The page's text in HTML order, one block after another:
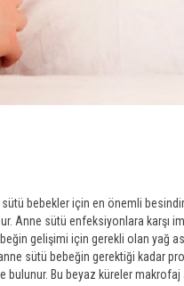
bebekler için en önemli
Anne sütü enfeksiyonlara karşı
gelişimi için gerekli olan yağ
sütü bebeğin gerektiği kadar
Bu beyaz küreler